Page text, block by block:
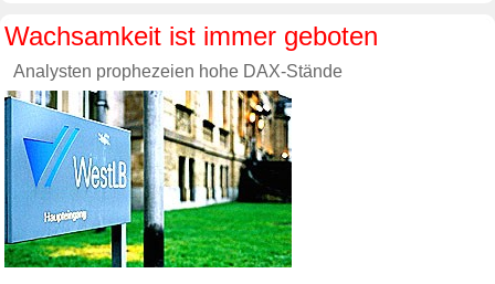
Wachsamkeit ist immer geboten
Analysten prophezeien hohe DAX-Stände